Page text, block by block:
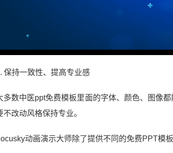
保持一致性、提高专业感
多数中医ppt免费模板里面的字体、颜色、图像
不改动风格保持专业。
动画演示大师除了提供不同的免费PPT模